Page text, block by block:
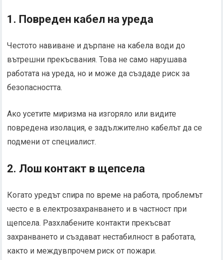
1. Повреден кабел на уреда
Честото навиване и дърпане на кабела води до
вътрешни прекъсвания. Това не само нарушава
работата на уреда, но и може да създаде риск за
безопасността.
Ако усетите миризма на изгоряло или видите
повредена изолация, е задължително кабелът да се
подмени от специалист.
2. Лош контакт в щепсела
Когато уредът спира по време на работа, проблемът
често е в електрозахранването и в частност при
щепсела. Разхлабените контакти прекъсват
захранването и създават нестабилност в работата,
както и междувпрочем риск от пожари.